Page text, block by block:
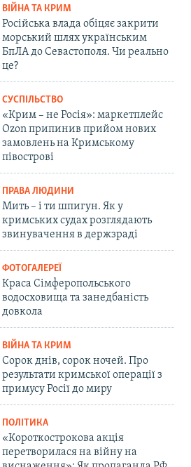
ВІЙНА ТА КРИМ
Російська влада обіцяє закрити
морський шлях українським
БпЛА до Севастополя. Чи реально
це?
СУСПІЛЬСТВО
«Крим – не Росія»: маркетплейс
Ozon припинив прийом нових
замовлень на Кримському
півострові
ПРАВА ЛЮДИНИ
Мить – і ти шпигун. Як у
кримських судах розглядають
звинувачення в держзраді
ФОТОГАЛЕРЕЇ
Краса Сімферопольського
водосховища та занедбаність
довкола
ВІЙНА ТА КРИМ
Сорок днів, сорок ночей. Про
результати кримської операції з
примусу Росії до миру
ПОЛІТИКА
«Короткострокова акція
перетворилася на війну на